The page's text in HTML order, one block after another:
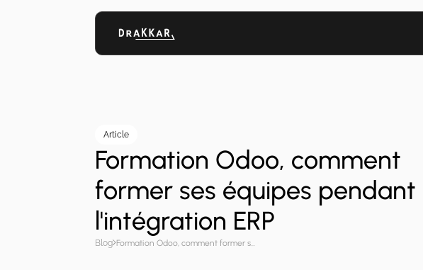
Article
Formation Odoo, comment
former ses équipes pendant
l'intégration ERP
Blog Formation Odoo, comment former ses équipes pendant l'intégration ERP